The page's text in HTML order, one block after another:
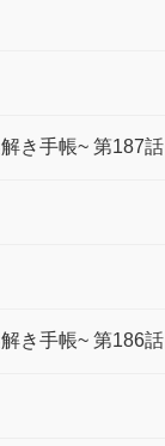
き手帳~ 第187話
き手帳~ 第186話